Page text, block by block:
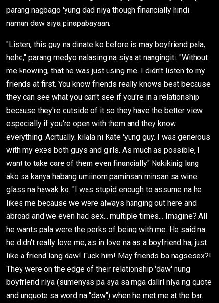
parang nagbago 'yung dad niya though financially hindi
naman daw siya pinapabayaan.
"Listen, this guy na dinate ko before is may boyfriend pala,
hehe," parang medyo nalasing na siya at nangingiti. "Without
me knowing, that he was just using me. I didn't listen to my
friends at first. You know friends really knows best because
they can see what you can't see if you're in a relationship
because they're outside of it so they have the better view
especially if you're open with them and they know
everything. Acrtually, kilala ni Kate 'yung guy. I was generous
with my exes both guys and girls. As much as possible, I
want to take care of them even financially" Nakikinig lang
ako sa kanya habang umiinom paminsan minsan sa wine
glass na hawak ko. "I was stupid enough to assume na he
likes me because we were always hanging out here and
abroad and we even had sex... multiple times... Imagine? All
he wants pala were the perks of being with me. He said na
he didn't really love me, as in love na as a boyfriend ha, just
like a friend lang daw! Fuck him! May friends ba nagsesex?!
They were on the edge of their relationship 'daw' nung
boyfriend niya (sumenyas pa sya sa mga daliri niya ng quote
and unquote sa word na "daw") when he met me at the bar.